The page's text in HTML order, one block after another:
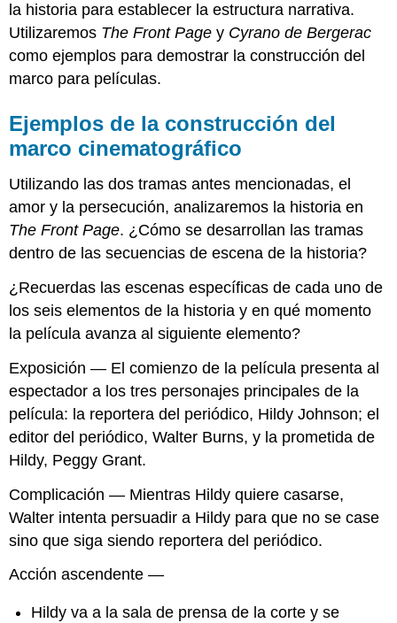
la historia para establecer la estructura narrativa.
Utilizaremos The Front Page y Cyrano de Bergerac
como ejemplos para demostrar la construcción del
marco para películas.
Ejemplos de la construcción del
marco cinematográfico
Utilizando las dos tramas antes mencionadas, el
amor y la persecución, analizaremos la historia en
The Front Page. ¿Cómo se desarrollan las tramas
dentro de las secuencias de escena de la historia?
¿Recuerdas las escenas específicas de cada uno de
los seis elementos de la historia y en qué momento
la película avanza al siguiente elemento?
Exposición — El comienzo de la película presenta al
espectador a los tres personajes principales de la
película: la reportera del periódico, Hildy Johnson; el
editor del periódico, Walter Burns, y la prometida de
Hildy, Peggy Grant.
Complicación — Mientras Hildy quiere casarse,
Walter intenta persuadir a Hildy para que no se case
sino que siga siendo reportera del periódico.
Acción ascendente —
Hildy va a la sala de prensa de la corte y se